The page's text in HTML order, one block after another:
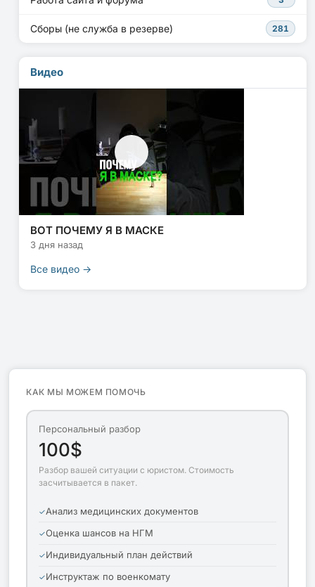
Сборы (не служба в резерве) 281
Видео
ВОТ ПОЧЕМУ Я В МАСКЕ
3 дня назад
Все видео →
КАК МЫ МОЖЕМ ПОМОЧЬ
Персональный разбор
100$
Разбор вашей ситуации с юристом. Стоимость
засчитывается в пакет.
Анализ медицинских документов
Оценка шансов на НГМ
Индивидуальный план действий
Инструктаж по военкомату